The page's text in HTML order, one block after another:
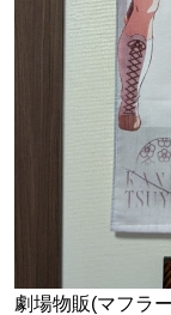
劇場物販(マフラ